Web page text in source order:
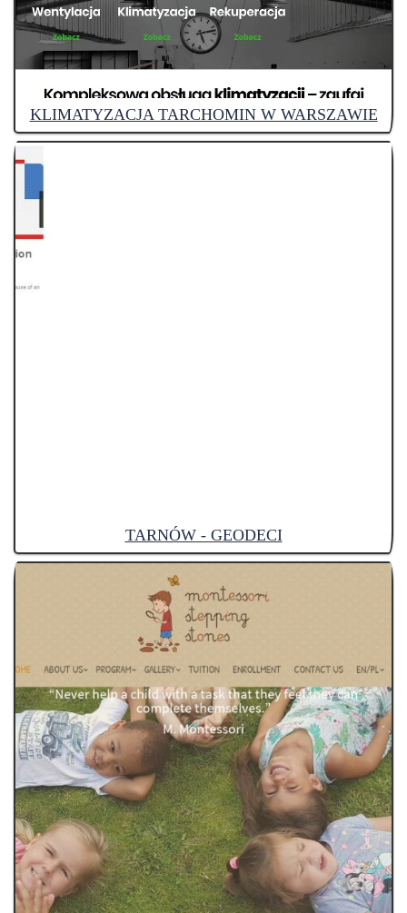
KLIMATYZACJA TARCHOMIN W WARSZAWIE
TARNÓW - GEODECI